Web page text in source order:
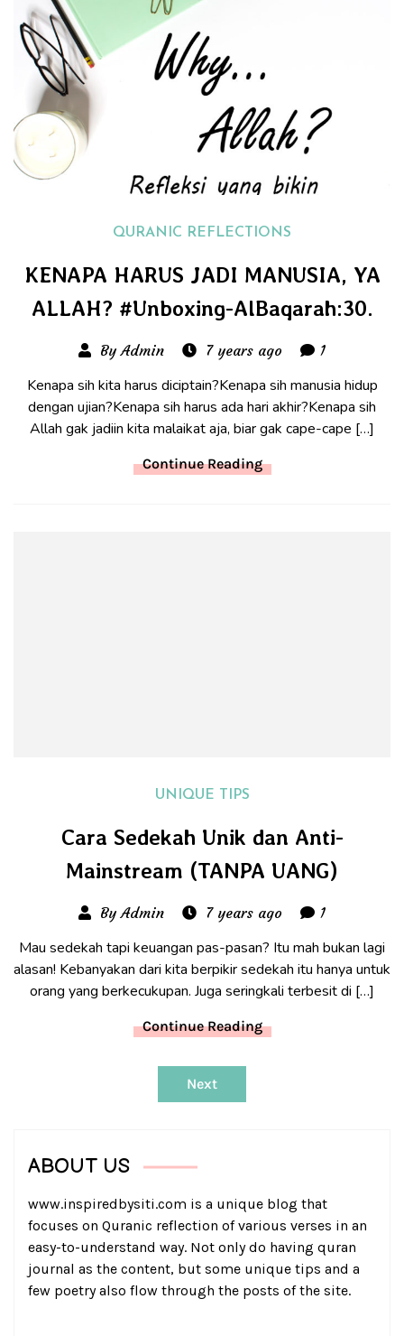
QURANIC REFLECTIONS
KENAPA HARUS JADI MANUSIA, YA
ALLAH? #Unboxing-AlBaqarah:30.
By Admin 7 years ago 1
Kenapa sih kita harus diciptain?Kenapa sih manusia hidup
dengan ujian?Kenapa sih harus ada hari akhir?Kenapa sih
Allah gak jadiin kita malaikat aja, biar gak cape-cape […]
Continue Reading
UNIQUE TIPS
Cara Sedekah Unik dan Anti-
Mainstream (TANPA UANG)
By Admin 7 years ago 1
Mau sedekah tapi keuangan pas-pasan? Itu mah bukan lagi
alasan! Kebanyakan dari kita berpikir sedekah itu hanya untuk
orang yang berkecukupan. Juga seringkali terbesit di […]
Continue Reading
Next
ABOUT US
www.inspiredbysiti.com is a unique blog that
focuses on Quranic reflection of various verses in an
easy-to-understand way. Not only do having quran
journal as the content, but some unique tips and a
few poetry also flow through the posts of the site.